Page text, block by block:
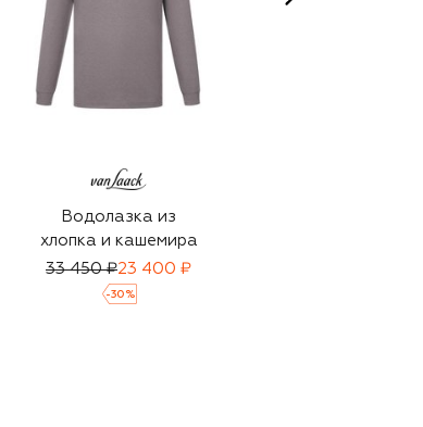
Водолазка из
хлопка и кашемира
33 450 ₽23 400 ₽
-30 %